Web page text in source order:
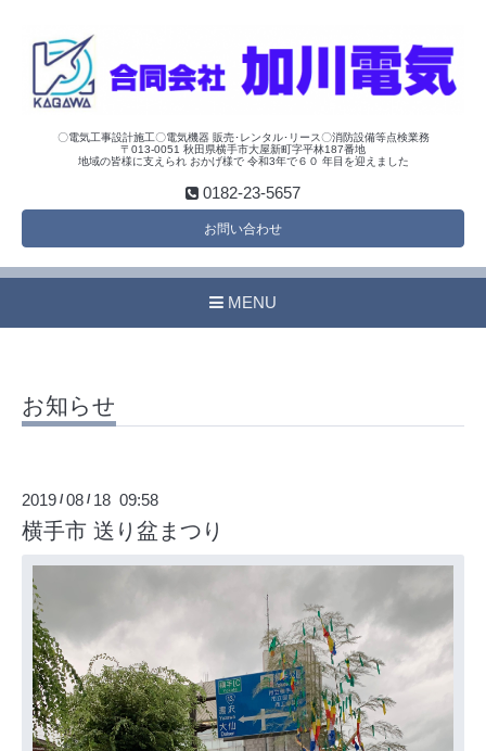
〇電気工事設計施工〇電気機器 販売･レンタル･リース〇消防設備等点検業務
〒013-0051 秋田県横手市大屋新町字平林187番地
地域の皆様に支えられ おかげ様で 令和3年で６０ 年目を迎えました
0182-23-5657
お問い合わせ
MENU
お知らせ
2019 /08 / 18 09:58
横手市 送り盆まつり